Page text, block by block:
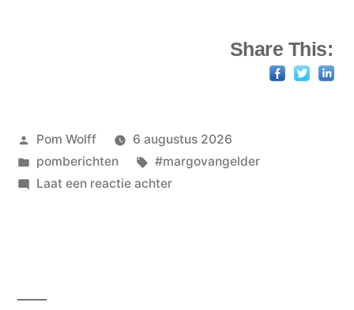
Share This:
Geplaatst
door
Pom Wolff
6 augustus 2026
Geplaatst
in
pomberichten Tags:
#margovangelder
Laat een reactie achterop